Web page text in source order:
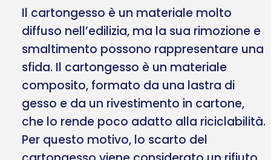
Il cartongesso è un materiale molto
diffuso nell’edilizia, ma la sua rimozione e
smaltimento possono rappresentare una
sfida. Il cartongesso è un materiale
composito, formato da una lastra di
gesso e da un rivestimento in cartone,
che lo rende poco adatto alla riciclabilità.
Per questo motivo, lo scarto del